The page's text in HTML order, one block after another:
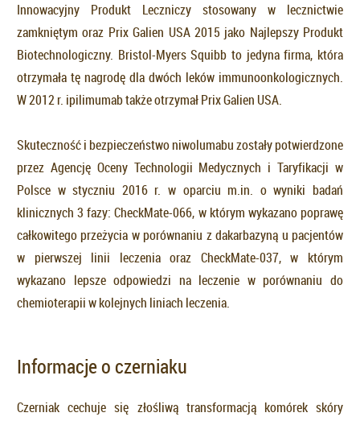
Innowacyjny Produkt Leczniczy stosowany w lecznictwie
zamkniętym oraz Prix Galien USA 2015 jako Najlepszy Produkt
Biotechnologiczny. Bristol-Myers Squibb to jedyna firma, która
otrzymała tę nagrodę dla dwóch leków immunoonkologicznych.
W 2012 r. ipilimumab także otrzymał Prix Galien USA.
Skuteczność i bezpieczeństwo niwolumabu zostały potwierdzone
przez Agencję Oceny Technologii Medycznych i Taryfikacji w
Polsce w styczniu 2016 r. w oparciu m.in. o wyniki badań
klinicznych 3 fazy: CheckMate-066, w którym wykazano poprawę
całkowitego przeżycia w porównaniu z dakarbazyną u pacjentów
w pierwszej linii leczenia oraz CheckMate-037, w którym
wykazano lepsze odpowiedzi na leczenie w porównaniu do
chemioterapii w kolejnych liniach leczenia.
Informacje o czerniaku
Czerniak cechuje się złośliwą transformacją komórek skóry